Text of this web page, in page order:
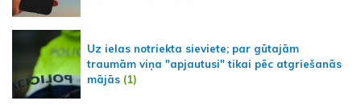
Uz ielas notriekta sieviete; par gūtajām
traumām viņa "apjautusi" tikai pēc atgriešanās
mājās (1)